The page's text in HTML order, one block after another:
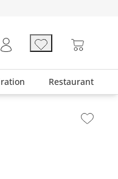
Restaurant